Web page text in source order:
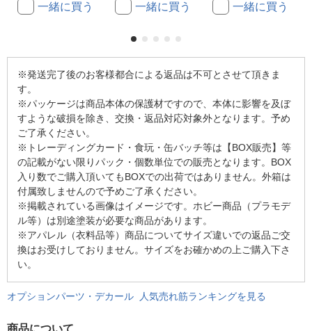
一緒に買う 一緒に買う 一緒に買う
※発送完了後のお客様都合による返品は不可とさせて頂きま
す。
※パッケージは商品本体の保護材ですので、本体に影響を及ぼ
すような破損を除き、交換・返品対応対象外となります。予め
ご了承ください。
※トレーディングカード・食玩・缶バッチ等は【BOX販売】等
の記載がない限りパック・個数単位での販売となります。BOX
入り数でご購入頂いてもBOXでの出荷ではありません。外箱は
付属致しませんので予めご了承ください。
※掲載されている画像はイメージです。ホビー商品（プラモデ
ル等）は別途塗装が必要な商品があります。
※アパレル（衣料品等）商品についてサイズ違いでの返品ご交
換はお受けしておりません。サイズをお確かめの上ご購入下さ
い。
オプションパーツ・デカール 人気売れ筋ランキングを見る